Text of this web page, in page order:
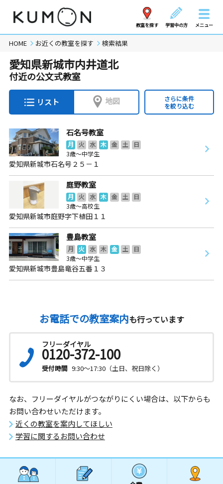
教室を探す 学習中の方 メニュー
HOME お近くの教室を探す 検索結果
愛知県新城市内井道北
付近の公文式教室
リスト 地図
さらに条件
を絞り込む
石名号教室
月 火 水 木 金 土
日
3歳～中学生
愛知県新城市石名号２５－１
庭野教室
月 火 水 木 金 土
日
3歳～高校生
愛知県新城市庭野字下植田１１
豊島教室
月 火 水 木 金 土
日
3歳～中学生
愛知県新城市豊島竜谷五番１３
お電話での教室案内も行っています
フリーダイヤル
0120-372-100
受付時間 9:30～17:30（土日、祝日除く）
なお、フリーダイヤルがつながりにくい場合は、以下からも
お問い合わせいただけます。
近くの教室を案内してほしい
学習に関するお問い合わせ